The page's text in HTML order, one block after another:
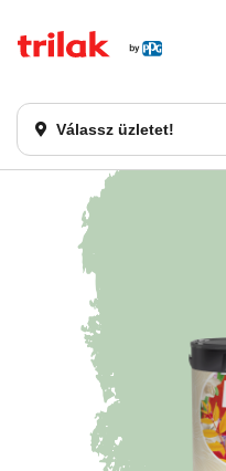
Válassz üzletet!
Fontos tájékoztatás!